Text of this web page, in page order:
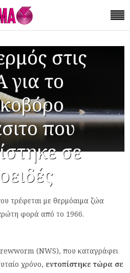
στις
το
που
σε
τρέφεται με θερμόαιμα ζώα
φορά από το 1966.
(NWS), που καταγράφει
χρόνο, εντοπίστηκε τώρα σε